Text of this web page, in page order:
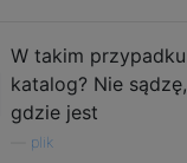
W takim
katalog? Nie
gdzie jest
plik